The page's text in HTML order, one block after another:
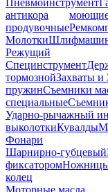
антикора
продувочные
Молотки
Режущий
Специнструмент
тормознойЗахваты и
пружинСъемники
специальные
Ударно-рычажный
выколоткиКувалды
Фонари
Шарнирно-губцевый
фиксатором
колец
Моторные масла